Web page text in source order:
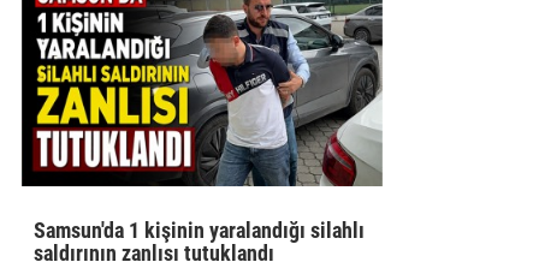
Samsun'da 1 kişinin yaralandığı silahlı
saldırının zanlısı tutuklandı